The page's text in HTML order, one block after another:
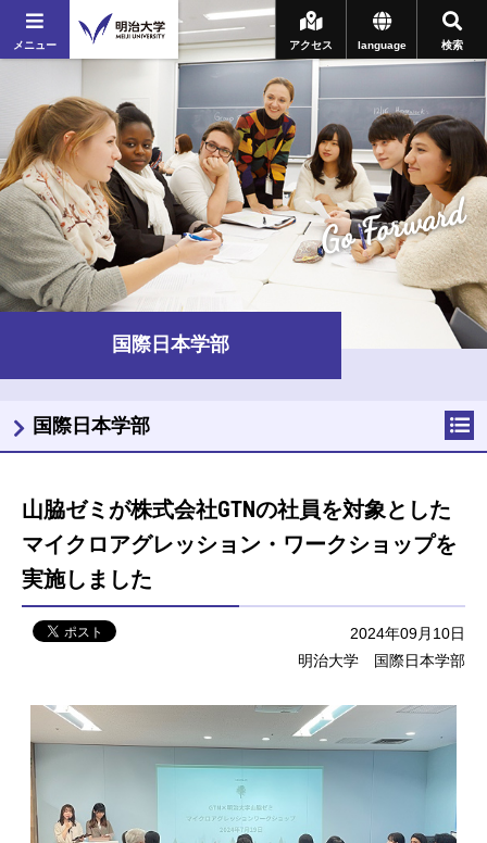
メニュー 検索
language
アクセス
Go Forward
国際日本学部
山脇ゼミが株式会社GTNの社員を対象とした
マイクロアグレッション・ワークショップを
実施しました
2024年09月10日
明治大学 国際日本学部
国際日本学部